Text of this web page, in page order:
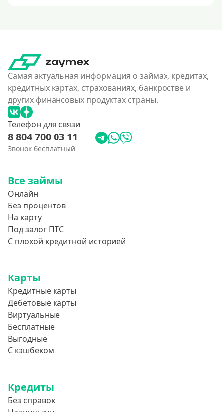
Самая актуальная информация о займах, кредитах,
кредитных картах, страхованиях, банкростве и
других финансовых продуктах страны.
Телефон для связи
8 804 700 03 11
Звонок бесплатный
Все займы
Онлайн
Без процентов
На карту
Под залог ПТС
С плохой кредитной историей
Карты
Кредитные карты
Дебетовые карты
Виртуальные
Бесплатные
Выгодные
С кэшбеком
Кредиты
Без справок